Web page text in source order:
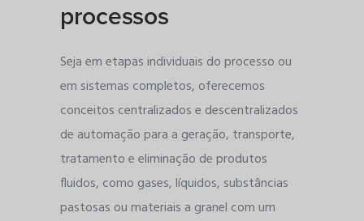
processos
Seja em etapas individuais do processo ou
em sistemas completos, oferecemos
conceitos centralizados e descentralizados
de automação para a geração, transporte,
tratamento e eliminação de produtos
fluidos, como gases, líquidos, substâncias
pastosas ou materiais a granel com um